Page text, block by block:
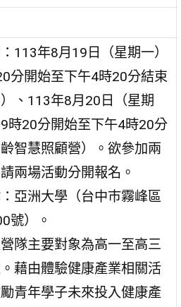
113年8月19日（星期一）
分開始至下午4時20分結束
）、113年8月20日（星期
時20分開始至下午4時20分
智慧照顧營）。欲參加兩
兩場活動分開報名。
亞洲大學（台中巿霧峰區
號）。
隊主要對象為高一至高三
藉由體驗健康產業相關活
青年學子未來投入健康產